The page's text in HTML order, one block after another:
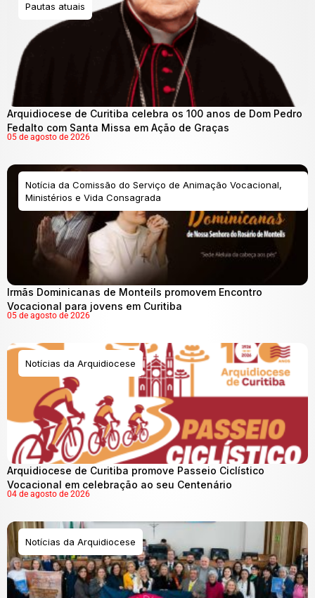
Pautas atuais
Arquidiocese de Curitiba celebra os 100 anos de Dom Pedro
Fedalto com Santa Missa em Ação de Graças
05 de agosto de 2026
Notícia da Comissão do Serviço de Animação Vocacional,
Ministérios e Vida Consagrada
Irmãs Dominicanas de Monteils promovem Encontro
Vocacional para jovens em Curitiba
05 de agosto de 2026
Notícias da Arquidiocese
Arquidiocese de Curitiba promove Passeio Ciclístico
Vocacional em celebração ao seu Centenário
04 de agosto de 2026
Notícias da Arquidiocese